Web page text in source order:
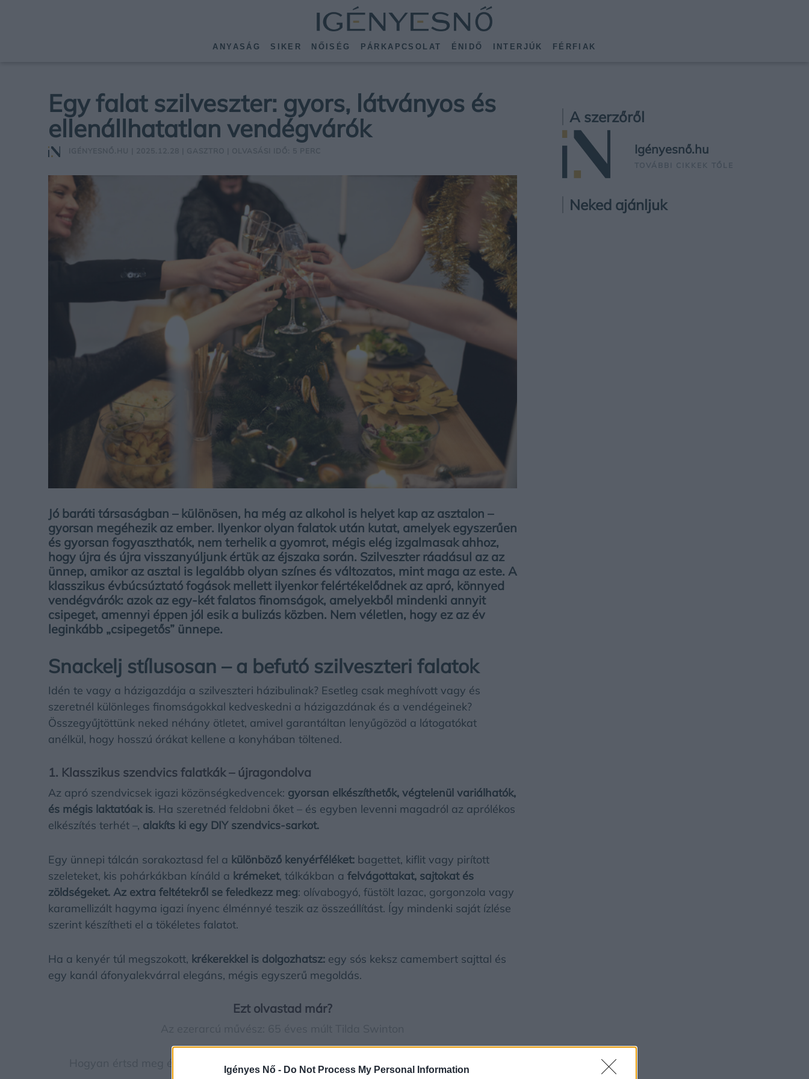
Igényes Nő - Do Not Process My Personal Information
ANYASÁG SIKER NŐISÉG PÁRKAPCSOLAT ÉNIDŐ INTERJÚK FÉRFIAK
Egy falat szilveszter: gyors, látványos és
ellenállhatatlan vendégvárók
Jó baráti társaságban – különösen, ha még az alkohol is helyet kap az asztalon –
gyorsan megéhezik az ember. Ilyenkor olyan falatok után kutat, amelyek egyszerűen
és gyorsan fogyaszthatók, nem terhelik a gyomrot, mégis elég izgalmasak ahhoz,
hogy újra és újra visszanyúljunk értük az éjszaka során. Szilveszter ráadásul az az
ünnep, amikor az asztal is legalább olyan színes és változatos, mint maga az este. A
klasszikus évbúcsúztató fogások mellett ilyenkor felértékelődnek az apró, könnyed
vendégvárók: azok az egy-két falatos finomságok, amelyekből mindenki annyit
csipeget, amennyi éppen jól esik a bulizás közben. Nem véletlen, hogy ez az év
leginkább „csipegetős” ünnepe.
Snackelj stílusosan – a befutó szilveszteri falatok
Idén te vagy a házigazdája a szilveszteri házibulinak? Esetleg csak meghívott vagy és
szeretnél különleges finomságokkal kedveskedni a házigazdának és a vendégeinek?
Összegyűjtöttünk neked néhány ötletet, amivel garantáltan lenyűgözöd a látogatókat
anélkül, hogy hosszú órákat kellene a konyhában töltened.
1. Klasszikus szendvics falatkák – újragondolva
Az apró szendvicsek igazi közönségkedvencek: gyorsan elkészíthetők, végtelenül variálhatók,
és mégis laktatóak is. Ha szeretnéd feldobni őket – és egyben levenni magadról az aprólékos
elkészítés terhét –, alakíts ki egy DIY szendvics-sarkot.
Egy ünnepi tálcán sorakoztasd fel a különböző kenyérféléket: bagettet, kiflit vagy pirított
szeleteket, kis pohárkákban kínáld a krémeket, tálkákban a felvágottakat, sajtokat és
zöldségeket. Az extra feltétekről se feledkezz meg: olívabogyó, füstölt lazac, gorgonzola vagy
karamellizált hagyma igazi ínyenc élménnyé teszik az összeállítást. Így mindenki saját ízlése
szerint készítheti el a tökéletes falatot.
Ha a kenyér túl megszokott, krékerekkel is dolgozhatsz: egy sós keksz camembert sajttal és
egy kanál áfonyalekvárral elegáns, mégis egyszerű megoldás.
Ezt olvastad már?
Hogyan értsd meg érzelmi hullámzásaidat – a hangulatingadozások okai és kezelése
A szerzőről
Igényesnő.hu
TOVÁBBI CIKKEK TŐLE
Neked ajánljuk